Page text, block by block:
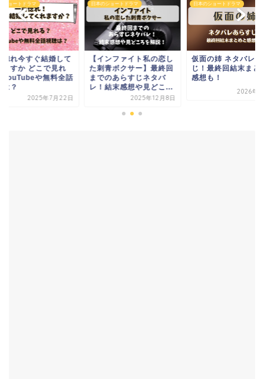
ショートドラマ
ンファイト私の恋し
青ボクサー】最終回
のあらすじネタバ
結末感想や見どこ...
2025年12月8日
日本のショートドラマ
仮面の姉 ネタバレあらす
じ！最終回結末まとめと
感想も！
2026年1月8日
日本のショートドラマ
一目惚れ今すぐ結婚
くれますか どこで見
る？YouTubeや無料